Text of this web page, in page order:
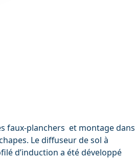
faux-planchers et montage dans
Le diffuseur de sol à
d’induction a été développé